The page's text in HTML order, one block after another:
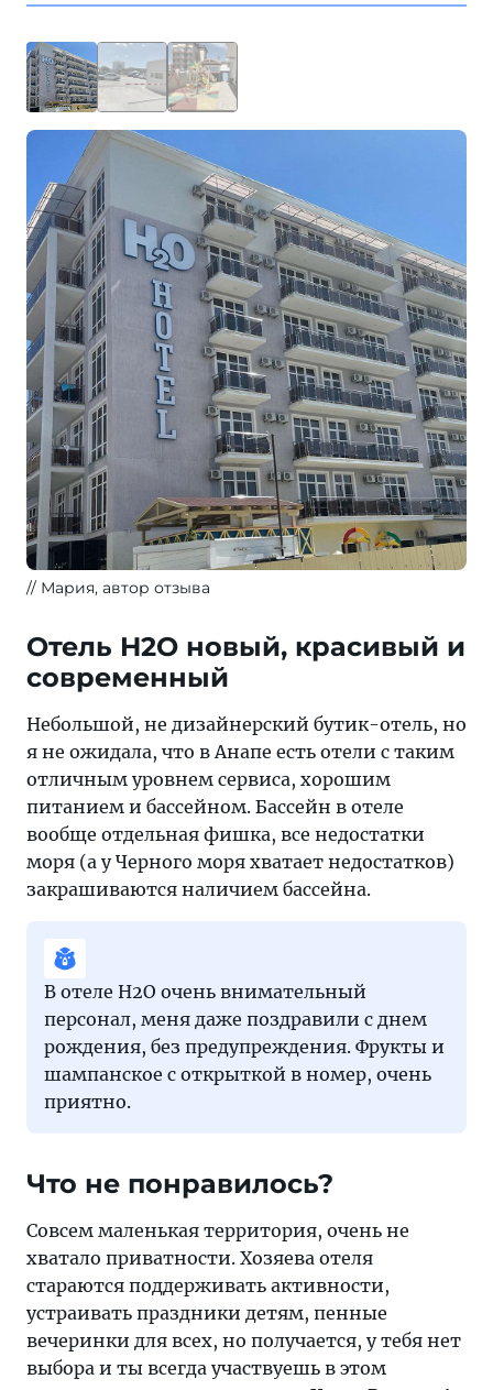
Мария, автор отзыва
Отель H2O новый, красивый и
современный
Небольшой, не дизайнерский бутик-отель, но
я не ожидала, что в Анапе есть отели с таким
отличным уровнем сервиса, хорошим
питанием и бассейном. Бассейн в отеле
вообще отдельная фишка, все недостатки
моря (а у Черного моря хватает недостатков)
закрашиваются наличием бассейна.
В отеле H2O очень внимательный
персонал, меня даже поздравили с днем
рождения, без предупреждения. Фрукты и
шампанское с открыткой в номер, очень
приятно.
Что не понравилось?
Совсем маленькая территория, очень не
хватало приватности. Хозяева отеля
стараются поддерживать активности,
устраивать праздники детям, пенные
вечеринки для всех, но получается, у тебя нет
выбора и ты всегда участвуешь в этом